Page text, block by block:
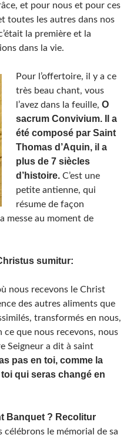
et pour nous et pour ces
toutes les autres dans nos
la première et la
dans la vie.
Pour l’offertoire, il y a ce
très beau chant, vous
l’avez dans la feuille, O
sacrum Convivium. Il a
été composé par Saint
Thomas d’Aquin, il a
plus de 7 siècles
d’histoire. C’est une
petite antienne, qui
résume de façon
messe au moment de
sumitur:
nous recevons le Christ
des autres aliments que
transformés en nous,
ce que nous recevons, nous
Seigneur a dit à saint
pas en toi, comme la
qui seras changé en
Banquet ? Recolitur
célébrons le mémorial de sa